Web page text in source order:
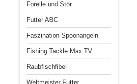
Forelle und Stör
Futter ABC
Faszination Spoonangeln
Fishing Tackle Max TV
Raubfischfibel
Weltmeister Futter